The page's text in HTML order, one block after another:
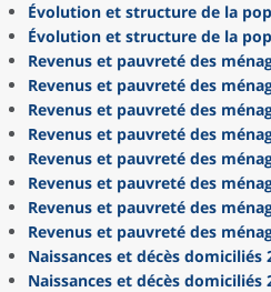
Évolution et structure de la
Évolution et structure de la
Revenus et pauvreté des
Revenus et pauvreté des
Revenus et pauvreté des
Revenus et pauvreté des
Revenus et pauvreté des
Revenus et pauvreté des
Revenus et pauvreté des
Revenus et pauvreté des
Naissances et décès domiciliés
Naissances et décès domiciliés